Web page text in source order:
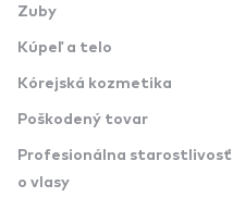
Zuby
Kúpeľ a telo
Kórejská kozmetika
Poškodený tovar
Profesionálna starostlivosť
o vlasy